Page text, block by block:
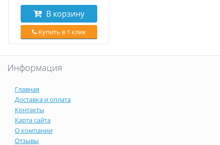
В корзину
Купить в 1 клик
Информация
Главная
Доставка и оплата
Контакты
Карта сайта
О компании
Отзывы